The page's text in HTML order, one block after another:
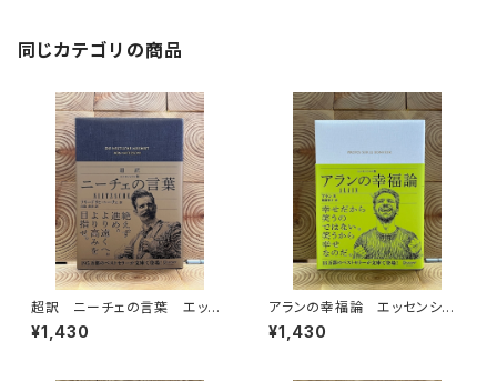
同じカテゴリの商品
超訳 ニーチェの言葉 エッセ
ンシャル版
¥1,430
アランの幸福論 エッセンシャ
ル版
¥1,430